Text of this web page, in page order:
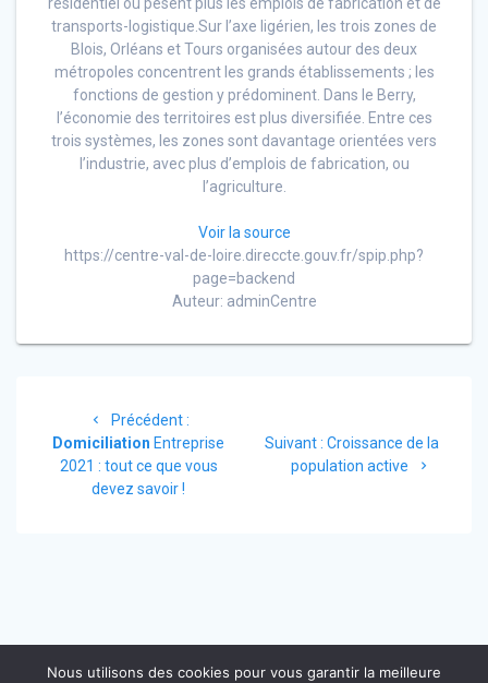
résidentiel où pèsent plus les emplois de fabrication et de
transports-logistique.Sur l’axe ligérien, les trois zones de
Blois, Orléans et Tours organisées autour des deux
métropoles concentrent les grands établissements ; les
fonctions de gestion y prédominent. Dans le Berry,
l’économie des territoires est plus diversifiée. Entre ces
trois systèmes, les zones sont davantage orientées vers
l’industrie, avec plus d’emplois de fabrication, ou
l’agriculture.
Voir la source
https://centre-val-de-loire.direccte.gouv.fr/spip.php?
page=backend
Auteur: adminCentre
de
l’article
Précédent :Article
précédent
:
Domiciliation Entreprise
2021 : tout ce que vous
devez savoir !
Suivant : Article
suivant
Croissance de la
population active
Nous utilisons des cookies pour vous garantir la meilleure